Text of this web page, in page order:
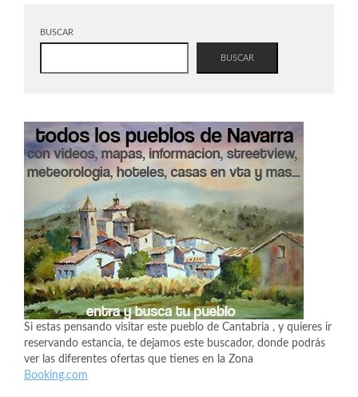
BUSCAR
BUSCAR
Si estas pensando visitar este pueblo de Cantabria , y quieres ir
reservando estancia, te dejamos este buscador, donde podrás
ver las diferentes ofertas que tienes en la Zona
Booking.com